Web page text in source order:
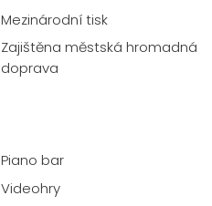
Mezinárodní tisk
Zajištěna městská hromadná
doprava
Piano bar
Videohry